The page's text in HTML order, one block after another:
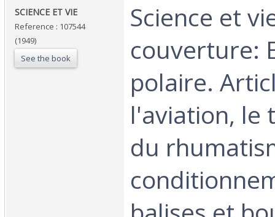
‎SCIENCE ET VIE ‎
Reference : 107544
(1949)
See the book
‎Science et
couverture:
polaire.
l'aviation, le
du